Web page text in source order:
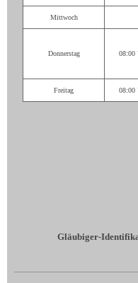
Mittwoch
Donnerstag 08:00
Freitag 08:00
Gläubiger-